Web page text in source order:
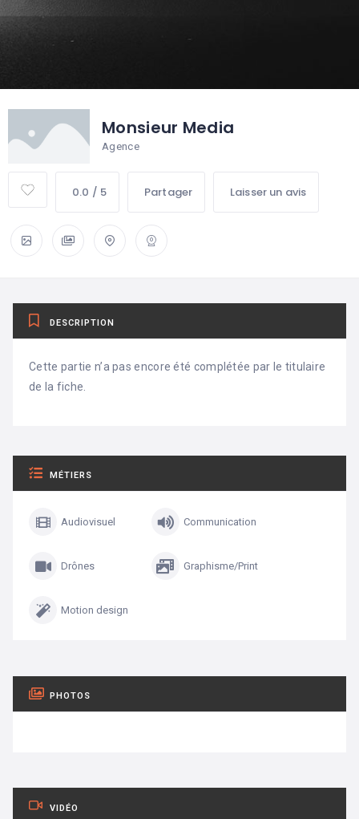
Monsieur Media
Agence
0.0 / 5 Partager Laisser un avis
DESCRIPTION
Cette partie n’a pas encore été complétée par le titulaire
de la fiche.
MÉTIERS
Audiovisuel Communication
Drônes Graphisme/Print
Motion design
PHOTOS
VIDÉO